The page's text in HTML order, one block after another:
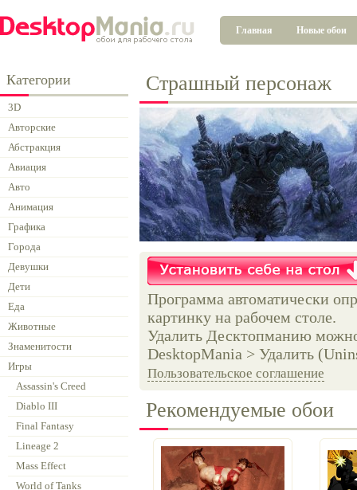
Главная Новые обои
Категории
3D
Авторские
Абстракция
Авиация
Авто
Анимация
Графика
Города
Девушки
Дети
Еда
Животные
Знаменитости
Игры
Assassin's Creed
Diablo III
Final Fantasy
Lineage 2
Mass Effect
World of Tanks
Страшный персонаж
Программа автоматически
картинку на рабочем столе.
Удалить Десктопманию
DesktopMania > Удалить
Пользовательское соглашение
Рекомендуемые обои